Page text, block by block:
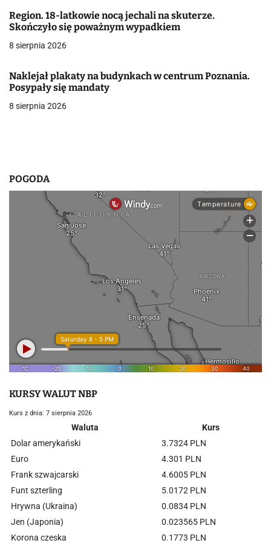
j
a
p
i
Region. 18-latkowie nocą jechali na skuterze.
Skończyło się poważnym wypadkiem
8 sierpnia 2026
Naklejał plakaty na budynkach w centrum Poznania.
Posypały się mandaty
8 sierpnia 2026
POGODA
KURSY WALUT NBP
Kurs z dnia: 7 sierpnia 2026
Waluta
Kurs
Dolar amerykański
3.7324 PLN
Euro
4.301 PLN
Frank szwajcarski
4.6005 PLN
Funt szterling
5.0172 PLN
Hrywna (Ukraina)
0.0834 PLN
Jen (Japonia)
0.023565 PLN
Korona czeska
0.1773 PLN